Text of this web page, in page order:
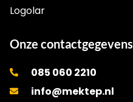
Logolar
Onze contactgegevens
085 060 2210
info@mektep.nl